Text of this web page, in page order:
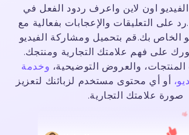
اون لاين واعرف ردود الفعل في
رد على التعليقات والإعجابات بفعالية مع
الخاص بك.قم بتحميل ومشاركة الفيديو
على فهم علامتك التجارية ومنتجك.
والعروض التوضيحية، وخدمة
أو أي محتوى مستخدم لزبائنك لتعزيز
صورة علامتك التجارية.